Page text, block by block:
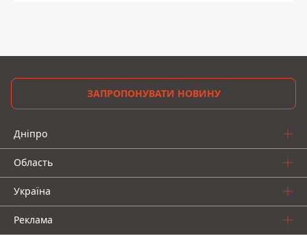
ЗАПРОПОНУВАТИ НОВИНУ
Дніпро
Область
Україна
Реклама